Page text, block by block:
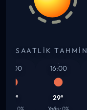
SAATLIK TAHMIN
15:00
0%
16:00
29°
Yağış: 0%